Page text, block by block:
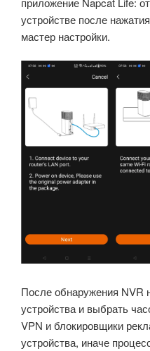
устройстве после
мастер настройки.
После обнаружения NVR
устройства и выбрать
VPN и блокировщики
устройства, иначе